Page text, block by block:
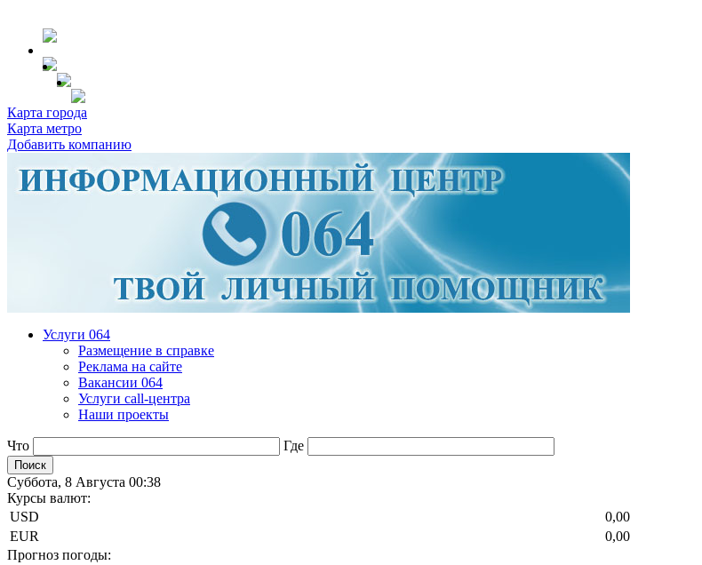
Карта города
Карта метро
Добавить компанию
Услуги 064
Размещение в справке
Реклама на сайте
Вакансии 064
Услуги call-центра
Наши проекты
Что Где
Суббота, 8 Августа 00:38
Курсы валют:
USD
0,00
EUR
0,00
Прогноз погоды: